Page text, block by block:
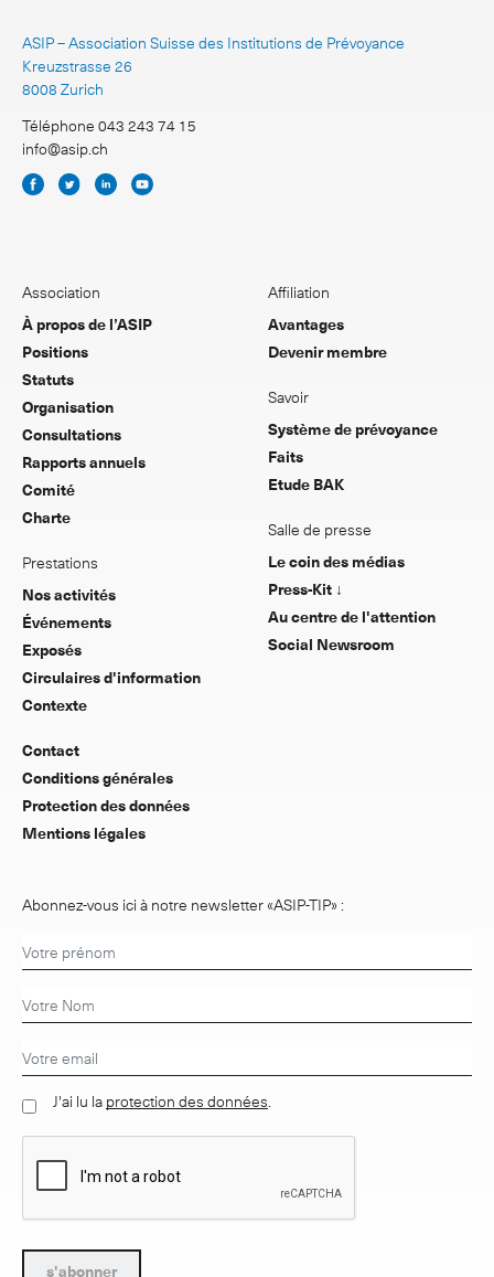
ASIP – Association Suisse des Institutions de Prévoyance
Kreuzstrasse 26
8008 Zurich
Téléphone 043 243 74 15
info@asip.ch
Association
À propos de l’ASIP
Positions
Statuts
Organisation
Consultations
Rapports annuels
Comité
Charte
Prestations
Nos activités
Événements
Exposés
Circulaires d'information
Contexte
Affiliation
Avantages
Devenir membre
Savoir
Système de prévoyance
Faits
Etude BAK
Salle de presse
Le coin des médias
Press-Kit ↓
Au centre de l'attention
Social Newsroom
Contact
Conditions générales
Protection des données
Mentions légales
Abonnez-vous ici à notre newsletter «ASIP-TIP» :
J'ai lu laprotection des données.